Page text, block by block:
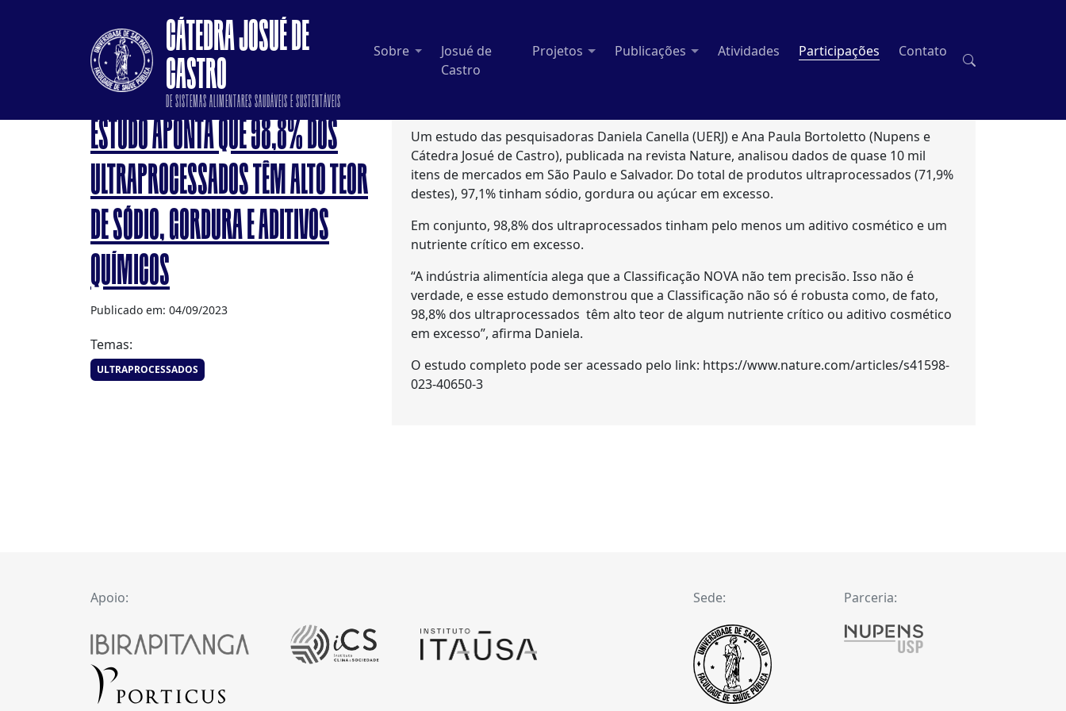
CÁTEDRA JOSUÉ DE
CASTRO
DE SISTEMAS ALIMENTARES SAUDÁVEIS E SUSTENTÁVEIS
Sobre
Josué de
Castro
Projetos Publicações Atividades Participações Contato
ESTUDO APONTA QUE 98,8% DOS
ULTRAPROCESSADOS TÊM ALTO TEOR
DE SÓDIO, GORDURA E ADITIVOS
QUÍMICOS
Publicado em: 04/09/2023
Temas:
ULTRAPROCESSADOS
Um estudo das pesquisadoras Daniela Canella (UERJ) e Ana Paula Bortoletto (Nupens e
Cátedra Josué de Castro), publicada na revista Nature, analisou dados de quase 10 mil
itens de mercados em São Paulo e Salvador. Do total de produtos ultraprocessados (71,9%
destes), 97,1% tinham sódio, gordura ou açúcar em excesso.
Em conjunto, 98,8% dos ultraprocessados tinham pelo menos um aditivo cosmético e um
nutriente crítico em excesso.
“A indústria alimentícia alega que a Classificação NOVA não tem precisão. Isso não é
verdade, e esse estudo demonstrou que a Classificação não só é robusta como, de fato,
98,8% dos ultraprocessados têm alto teor de algum nutriente crítico ou aditivo cosmético
em excesso”, afirma Daniela.
O estudo completo pode ser acessado pelo link: https://www.nature.com/articles/s41598-
023-40650-3
Apoio: Sede: Parceria: